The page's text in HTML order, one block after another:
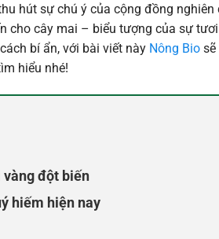
hút sự chú ý của cộng đồng
cho cây mai – biểu tượng của sự
bí ẩn, với bài viết này Nông Bio sẽ
hiểu nhé!
đột biến
hiếm hiện nay